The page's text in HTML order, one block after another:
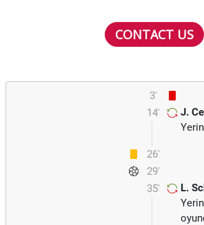
CONTACT US
3'
14'
J.
26'
29'
35'
L.